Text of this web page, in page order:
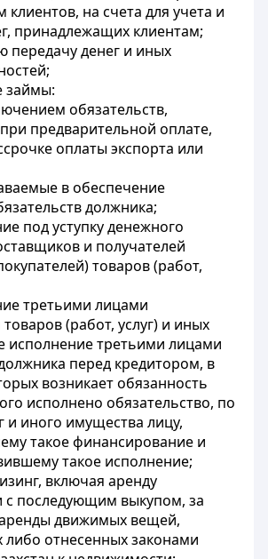
на счета для учета и
принадлежащих клиентам;
передачу денег и иных
займы:
обязательств,
предварительной оплате,
оплаты экспорта или
в обеспечение
должника;
под уступку денежного
и получателей
товаров (работ,
третьими лицами
(работ, услуг) и иных
исполнение третьими лицами
перед кредитором, в
возникает обязанность
исполнено обязательство, по
и иного имущества лицу,
такое финансирование и
такое исполнение;
включая аренду
с последующим выкупом, за
движимых вещей,
отнесенных законами